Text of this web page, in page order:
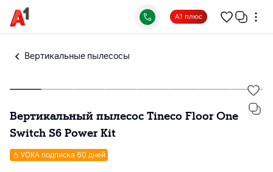
А1 плюс
Вертикальные пылесосы
Вертикальный пылесос Tineco Floor One
Switch S6 Power Kit
VOKA подписка 60 дней